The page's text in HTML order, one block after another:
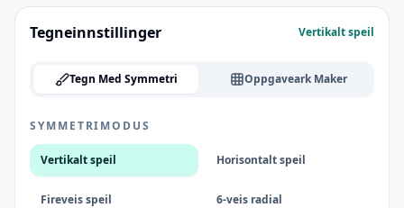
Tegneinnstillinger Vertikalt speil
Tegn Med Symmetri Oppgaveark Maker
SYMMETRIMODUS
Vertikalt speil Horisontalt speil
Fireveis speil 6-veis radial